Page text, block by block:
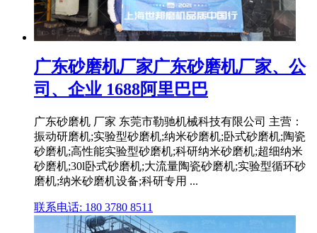
广东砂磨机厂家广东砂磨机厂家、公
司、企业 1688阿里巴巴
广东砂磨机 厂家 东莞市勒驰机械科技有限公司 主营：
振动研磨机;实验型砂磨机;纳米砂磨机;卧式砂磨机;陶瓷
砂磨机;高性能实验型砂磨机;科研纳米砂磨机;超细纳米
砂磨机;30l卧式砂磨机;大流量陶瓷砂磨机;实验型循环砂
磨机;纳米砂磨机设备;科研专用 ...
联系电话: 180 3780 8511